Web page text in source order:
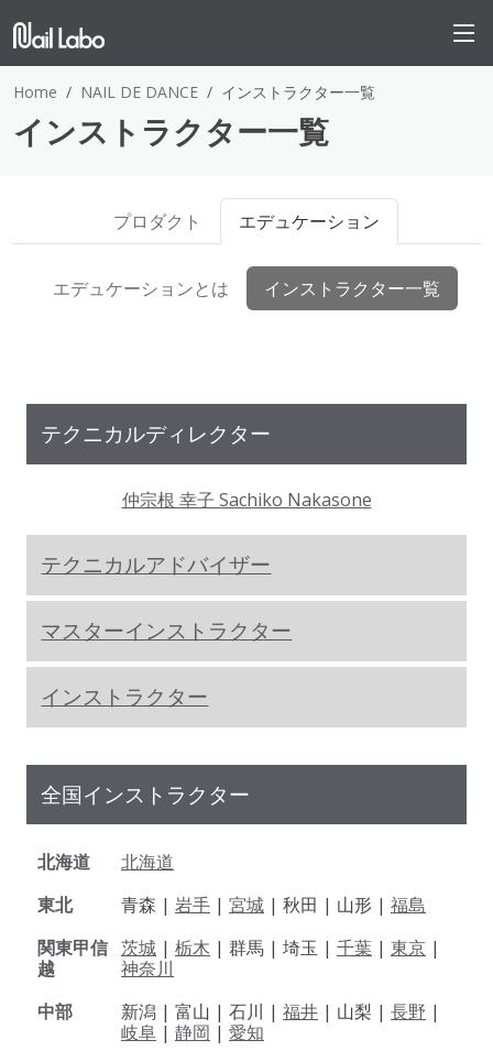
Home NAIL DE DANCE インストラクター一覧
インストラクター一覧
プロダクト エデュケーション
エデュケーションとは インストラクター一覧
テクニカルディレクター
仲宗根 幸子 Sachiko Nakasone
テクニカルアドバイザー
マスターインストラクター
インストラクター
全国インストラクター
北海道
北海道
東北
青森 | 岩手 | 宮城 | 秋田 | 山形 | 福島
関東甲信
越
茨城 | 栃木 | 群馬 | 埼玉 | 千葉 | 東京 |
神奈川
中部
新潟 | 富山 | 石川 | 福井 | 山梨 | 長野 |
岐阜 | 静岡 | 愛知